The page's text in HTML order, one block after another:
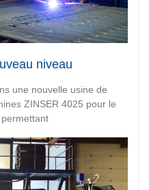
niveau
une nouvelle usine de
ZINSER 4025 pour le